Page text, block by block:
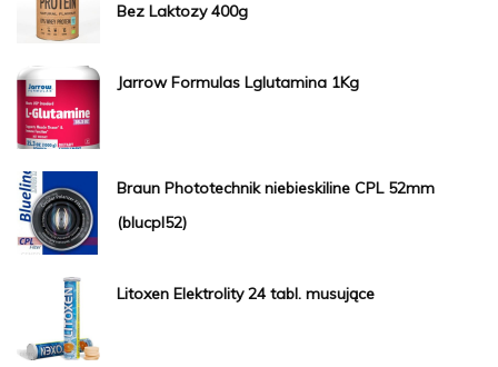
Bez Laktozy 400g
Jarrow Formulas Lglutamina 1Kg
Braun Phototechnik niebieskiline CPL 52mm
(blucpl52)
Litoxen Elektrolity 24 tabl. musujące